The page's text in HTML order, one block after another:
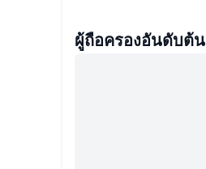
ผู้ถือครองอันดับต้น